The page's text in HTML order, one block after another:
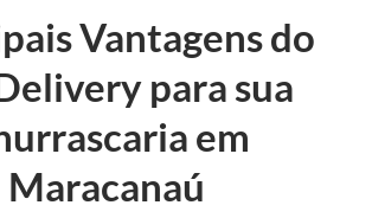
Vantagens do
para sua
em
Maracanaú